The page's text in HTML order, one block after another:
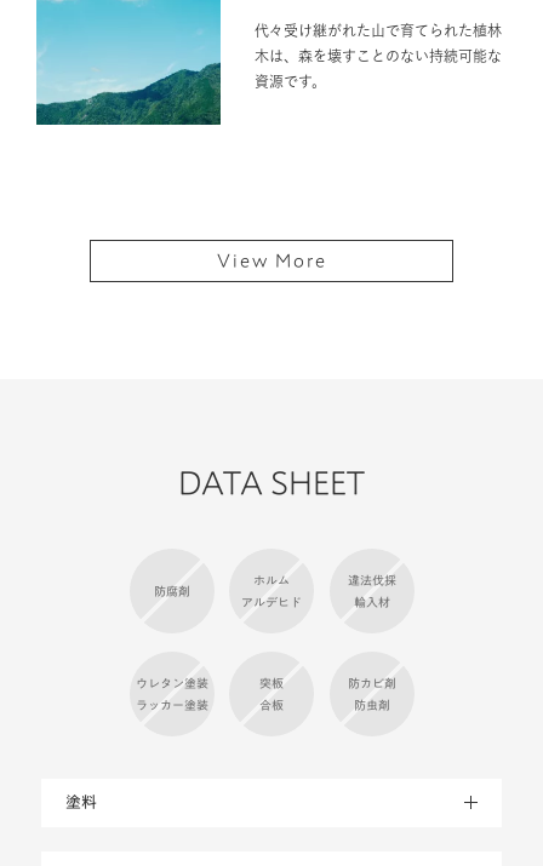
代々受け継がれた山で育てられた植林
木は、森を壊すことのない持続可能な
資源です。
View More
DATA SHEET
防腐剤
ホルム
アルデヒド
違法伐採
輸入材
ウレタン塗装
ラッカー塗装
突板
合板
防カビ剤
防虫剤
塗料